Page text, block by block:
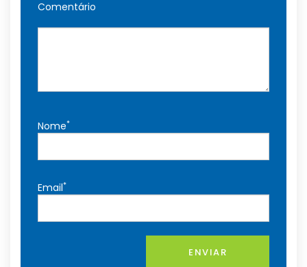
Comentário
Nome*
Email*
ENVIAR